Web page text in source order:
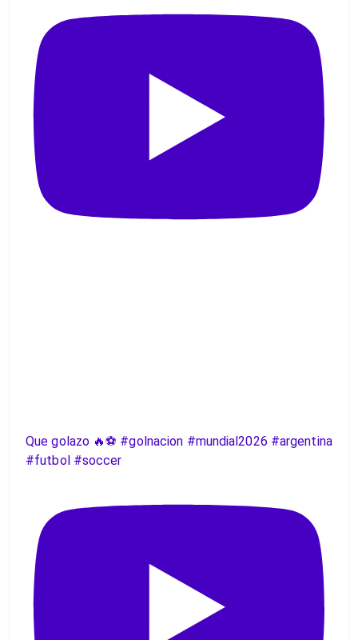
Que golazo 🔥⚽️ #golnacion #mundial2026 #argentina
#futbol #soccer